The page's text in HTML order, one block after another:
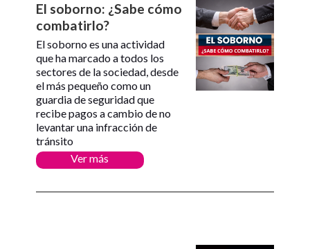
El soborno: ¿Sabe cómo
combatirlo?
El soborno es una actividad
que ha marcado a todos los
sectores de la sociedad, desde
el más pequeño como un
guardia de seguridad que
recibe pagos a cambio de no
levantar una infracción de
tránsito
Ver más